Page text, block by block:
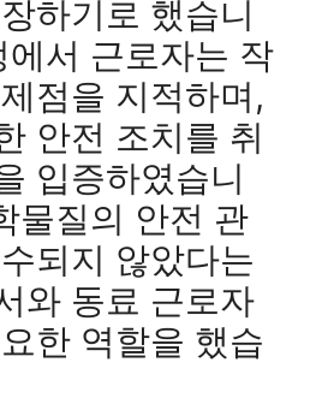
하기로 했습니
서 근로자는 작
점을 지적하며,
안전 조치를 취
입증하였습니
물질의 안전 관
되지 않았다는
와 동료 근로자
한 역할을 했습